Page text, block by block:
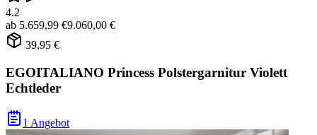
4.2
ab 5.659,99 €9.060,00 €
39,95 €
EGOITALIANO Princess Polstergarnitur Violett
Echtleder
1 Angebot